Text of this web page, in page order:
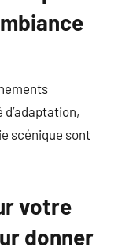
scénique sont
votre
donner